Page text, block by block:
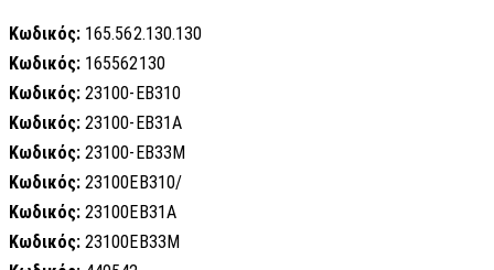
Κωδικός: 165.562.130.130
Κωδικός: 165562130
Κωδικός: 23100-EB310
Κωδικός: 23100-EB31A
Κωδικός: 23100-EB33M
Κωδικός: 23100EB310/
Κωδικός: 23100EB31A
Κωδικός: 23100EB33M